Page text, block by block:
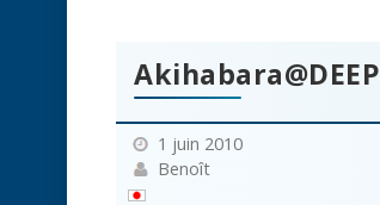
Akihabara@DEEP
1 juin 2010
Benoît